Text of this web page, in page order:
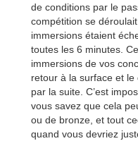
de conditions par le
compétition se
immersions étaient
toutes les 6 minutes.
immersions de vos
retour à la surface et le
par la suite. C’est
vous savez que cela
ou de bronze, et tout
quand vous devriez